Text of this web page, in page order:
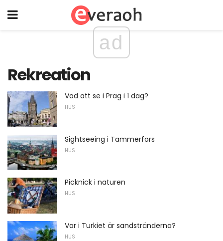
ad
Rekreation
Vad att se i Prag i 1 dag?
HUS
Sightseeing i Tammerfors
HUS
Picknick i naturen
HUS
Var i Turkiet är sandstränderna?
HUS